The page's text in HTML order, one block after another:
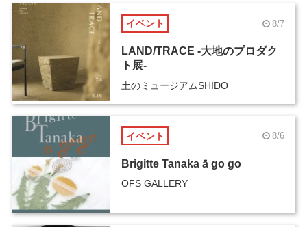
イベント 8/7
LAND/TRACE -大地のプロダク
ト展-
土のミュージアムSHIDO
イベント 8/6
Brigitte Tanaka ā go go
OFS GALLERY